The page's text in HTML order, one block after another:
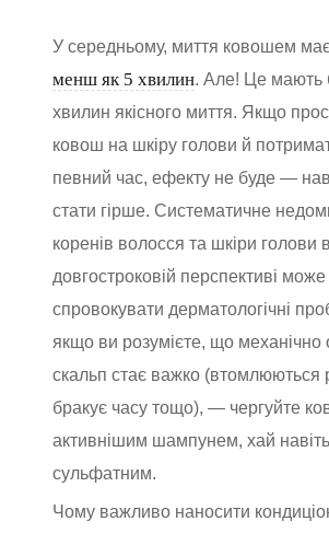
У середньому, миття ковошем
менш як 5 хвилин. Але! Це мають
хвилин якісного миття. Якщо
ковош на шкіру голови й
певний час, ефекту не буде —
стати гірше. Систематичне
коренів волосся та шкіри голови в
довгостроковій перспективі може
спровокувати дерматологічні
якщо ви розумієте, що механічно
скальп стає важко (втомлюються
бракує часу тощо), — чергуйте
активнішим шампунем, хай навіть
сульфатним.
Чому важливо наносити